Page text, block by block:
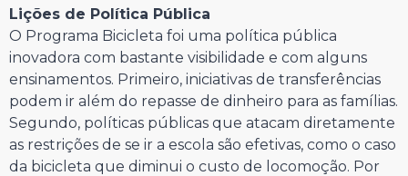
Lições de Política Pública
O Programa Bicicleta foi uma política pública
inovadora com bastante visibilidade e com alguns
ensinamentos. Primeiro, iniciativas de transferências
podem ir além do repasse de dinheiro para as famílias.
Segundo, políticas públicas que atacam diretamente
as restrições de se ir a escola são efetivas, como o caso
da bicicleta que diminui o custo de locomoção. Por